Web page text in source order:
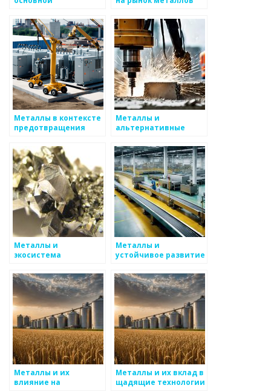
материал
Металлы в контексте
предотвращения
изменений
Металлы и
альтернативные
Металлы и
экосистема
Металлы и
устойчивое развитие
Металлы и их
влияние на
Металлы и их вклад в
щадящие технологии